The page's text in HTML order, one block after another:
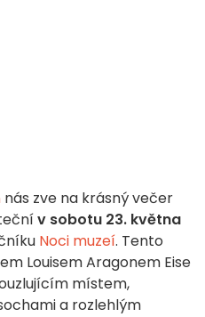
nás zve na krásný večer
v sobotu 23. května
Noci muzeí. Tento
Louisem Aragonem Eise
místem,
a rozlehlým